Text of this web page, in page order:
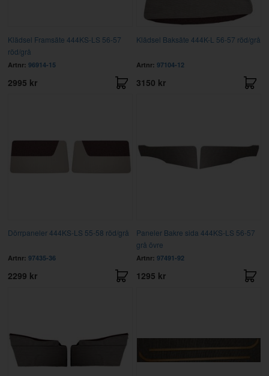
Klädsel Framsäte 444KS-LS 56-57
röd/grå
Artnr: 96914-15
2995 kr
Klädsel Baksäte 444K-L 56-57 röd/grå
Artnr: 97104-12
3150 kr
Dörrpaneler 444KS-LS 55-58 röd/grå
Artnr: 97435-36
2299 kr
Paneler Bakre sida 444KS-LS 56-57
grå övre
Artnr: 97491-92
1295 kr